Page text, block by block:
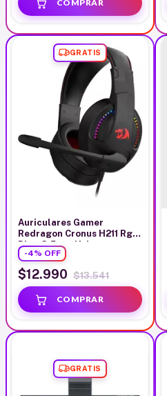
GRATIS
Auriculares Gamer
Redragon Cronus H211 Rgb
Plug 3,5mm Usb
-4% OFF
$12.990 $13.541
GRATIS